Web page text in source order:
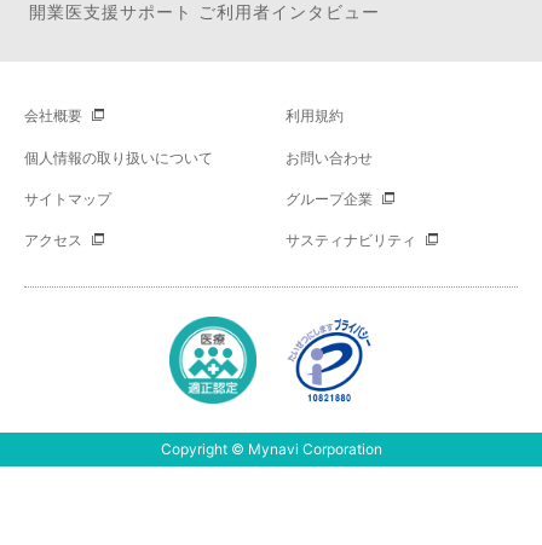
開業医支援サポート ご利用者インタビュー
会社概要 利用規約
個人情報の取り扱いについて お問い合わせ
サイトマップ グループ企業
アクセス サスティナビリティ
Copyright © Mynavi Corporation